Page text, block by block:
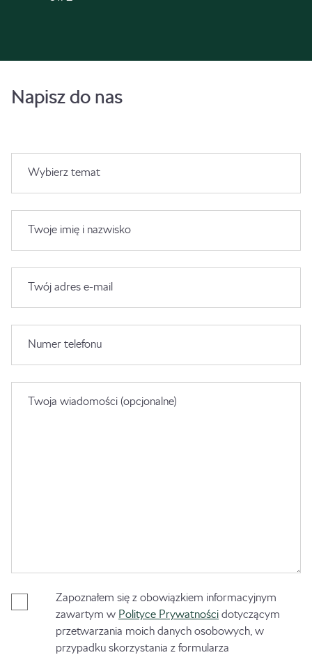
Napisz do nas
Wybierz temat
Twoje imię i nazwisko
Twój adres e-mail
Numer telefonu
Twoja wiadomości (opcjonalne)
Zapoznałem się z obowiązkiem informacyjnym
zawartym w Polityce Prywatności dotyczącym
przetwarzania moich danych osobowych, w
przypadku skorzystania z formularza